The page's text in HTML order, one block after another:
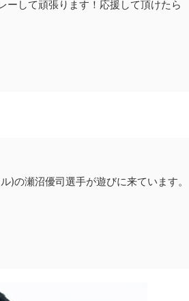
ーして頑張ります！応援して頂けたら
)の瀬沼優司選手が遊びに来ています。